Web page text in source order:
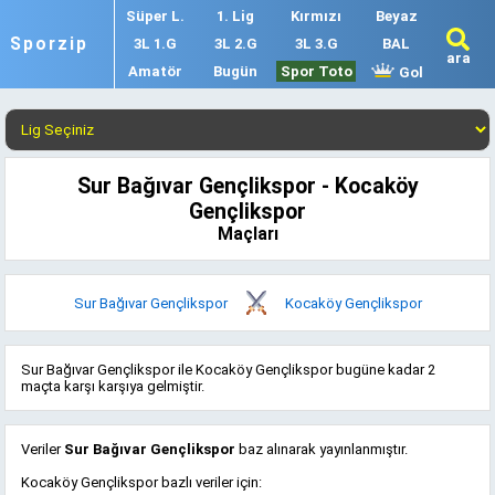
Sporzip
Süper L. 1. Lig Kırmızı
Beyaz
3L 1.G
3L 2.G 3L 3.G
BAL
Amatör
Bugün Spor Toto Gol
ara
Sur Bağıvar Gençlikspor - Kocaköy
Gençlikspor
Maçları
Sur Bağıvar Gençlikspor Kocaköy Gençlikspor
Sur Bağıvar Gençlikspor ile Kocaköy Gençlikspor bugüne kadar 2
maçta karşı karşıya gelmiştir.
Veriler Sur Bağıvar Gençlikspor baz alınarak yayınlanmıştır.
Kocaköy Gençlikspor bazlı veriler için: